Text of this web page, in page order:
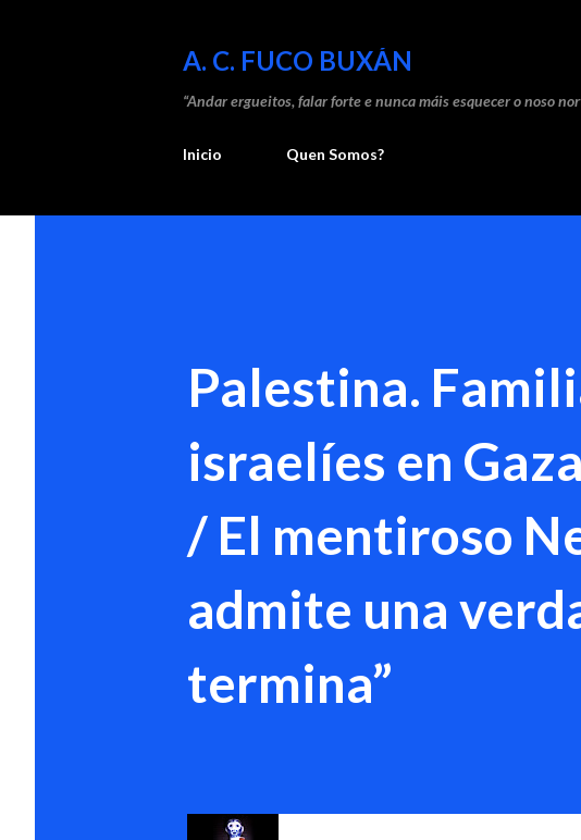
A. C. FUCO BUXÁN
“Andar ergueitos, falar forte e nunca máis esquecer o noso
Inicio Quen Somos?
Palestina.
israelíes en
/ El mentiroso
admite una
termina”